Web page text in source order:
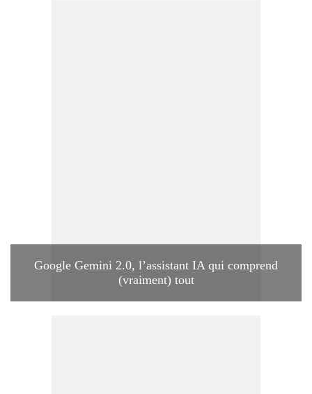
Google Gemini 2.0, l’assistant IA qui comprend
(vraiment) tout